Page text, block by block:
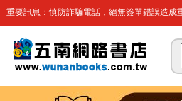
重要訊息：慎防詐騙電話，絕無簽單錯誤造